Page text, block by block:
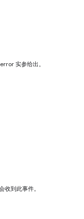
实参给出。
到此事件。